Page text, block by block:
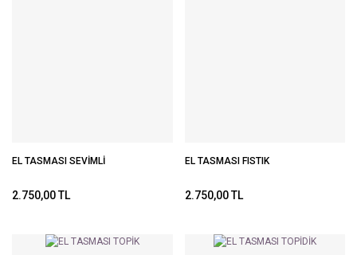
EL TASMASI SEVİMLİ
2.750,00 TL
EL TASMASI FISTIK
2.750,00 TL